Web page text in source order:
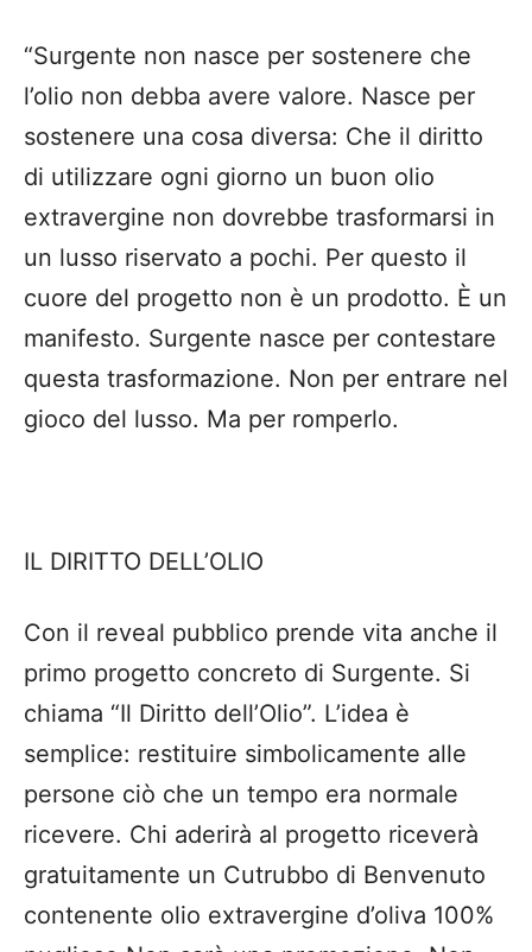
“Surgente non nasce per sostenere che
l’olio non debba avere valore. Nasce per
sostenere una cosa diversa: Che il diritto
di utilizzare ogni giorno un buon olio
extravergine non dovrebbe trasformarsi in
un lusso riservato a pochi. Per questo il
cuore del progetto non è un prodotto. È un
manifesto. Surgente nasce per contestare
questa trasformazione. Non per entrare nel
gioco del lusso. Ma per romperlo.
IL DIRITTO DELL’OLIO
Con il reveal pubblico prende vita anche il
primo progetto concreto di Surgente. Si
chiama “Il Diritto dell’Olio”. L’idea è
semplice: restituire simbolicamente alle
persone ciò che un tempo era normale
ricevere. Chi aderirà al progetto riceverà
gratuitamente un Cutrubbo di Benvenuto
contenente olio extravergine d’oliva 100%